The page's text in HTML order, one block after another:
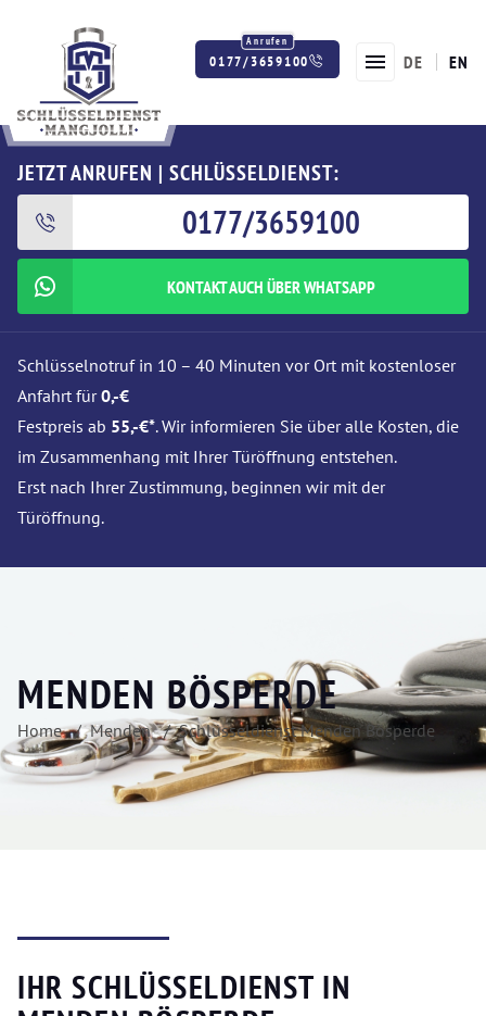
0177/3659100 DE EN
JETZT ANRUFEN | SCHLÜSSELDIENST:
0177/3659100
KONTAKT AUCH ÜBER WHATSAPP
Schlüsselnotruf in 10 – 40 Minuten vor Ort mit kostenloser
Anfahrt für0,-€
Festpreis ab 55,-€*. Wir informieren Sie über alle Kosten, die
im Zusammenhang mit Ihrer Türöffnung entstehen.
Erst nach Ihrer Zustimmung, beginnen wir mit der
Türöffnung.
MENDEN BÖSPERDE
Home Menden Schlüsseldienst Menden Bösperde
IHR SCHLÜSSELDIENST IN